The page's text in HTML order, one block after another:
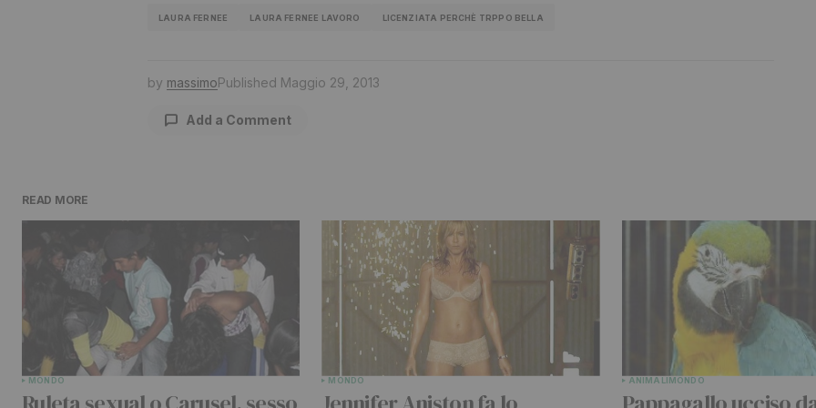
LAURA FERNEE LAURA FERNEE LAVORO LICENZIATA PERCHÈ TRPPO BELLA
by massimoPublished Maggio 29, 2013
Add a Comment
contrassegnati*
Comment
READ MORE
MONDO MONDO ANIMALIMONDO